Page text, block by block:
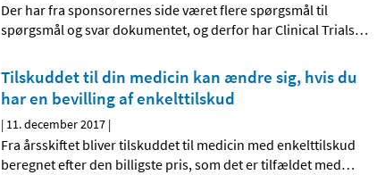
Der har fra sponsorernes side været flere spørgsmål til
spørgsmål og svar dokumentet, og derfor har Clinical Trials…
Tilskuddet til din medicin kan ændre sig, hvis du
har en bevilling af enkelttilskud
| 11. december 2017 |
Fra årsskiftet bliver tilskuddet til medicin med enkelttilskud
beregnet efter den billigste pris, som det er tilfældet med…